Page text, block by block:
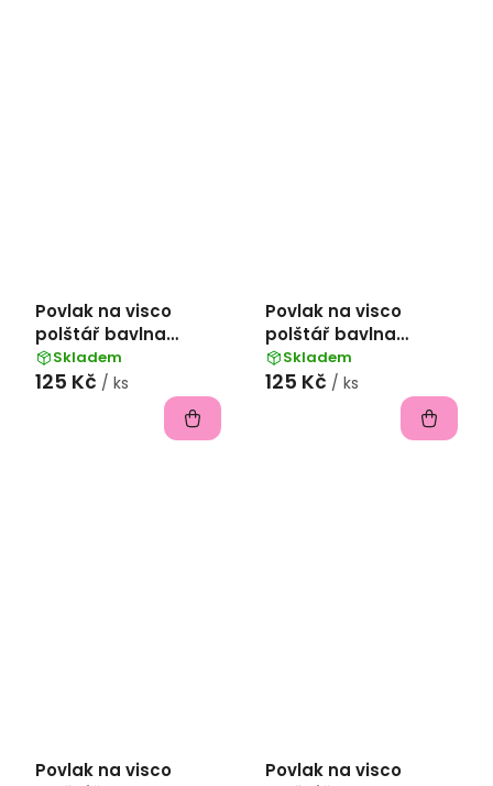
Povlak na visco
polštář bavlna
popelín 45x75 cm -
bordó
Skladem
125 Kč / ks
Povlak na visco
polštář bavlna
popelín 45x75 cm -
antracitová
Skladem
125 Kč / ks
Povlak na visco
Povlak na visco